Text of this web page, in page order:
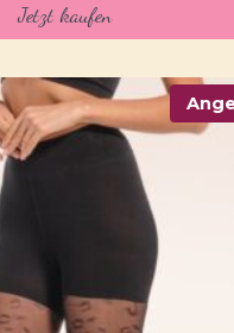
Jetzt kaufen